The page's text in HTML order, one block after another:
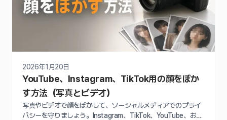
2026年1月20日
YouTube、Instagram、TikTok用の顔をぼか
す方法（写真とビデオ）
写真やビデオで顔をぼかして、ソーシャルメディアでのプライ
バシーを守りましょう。Instagram、TikTok、YouTube、およ